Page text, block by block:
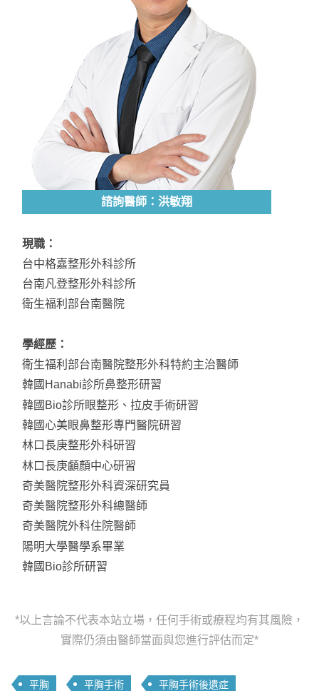
諮詢醫師：洪敏翔
現職：
台中格嘉整形外科診所
台南凡登整形外科診所
衛生福利部台南醫院
學經歷：
衛生福利部台南醫院整形外科特約主治醫師
韓國Hanabi診所鼻整形研習
韓國Bio診所眼整形、拉皮手術研習
韓國心美眼鼻整形專門醫院研習
林口長庚整形外科研習
林口長庚顱顏中心研習
奇美醫院整形外科資深研究員
奇美醫院整形外科總醫師
奇美醫院外科住院醫師
陽明大學醫學系畢業
韓國Bio診所研習
*以上言論不代表本站立場，任何手術或療程均有其風險，
實際仍須由醫師當面與您進行評估而定*
平胸 平胸手術 平胸手術後遺症